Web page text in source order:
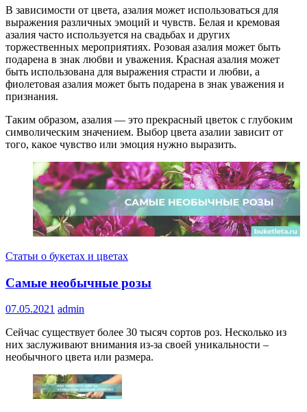
В зависимости от цвета, азалия может использоваться для
выражения различных эмоций и чувств. Белая и кремовая
азалия часто используется на свадьбах и других
торжественных мероприятиях. Розовая азалия может быть
подарена в знак любви и уважения. Красная азалия может
быть использована для выражения страсти и любви, а
фиолетовая азалия может быть подарена в знак уважения и
признания.
Таким образом, азалия — это прекрасный цветок с глубоким
символическим значением. Выбор цвета азалии зависит от
того, какое чувство или эмоция нужно выразить.
Статьи о букетах и цветах
Самые необычные розы
07.05.2021 admin
Сейчас существует более 30 тысяч сортов роз. Несколько из
них заслуживают внимания из-за своей уникальности –
необычного цвета или размера.